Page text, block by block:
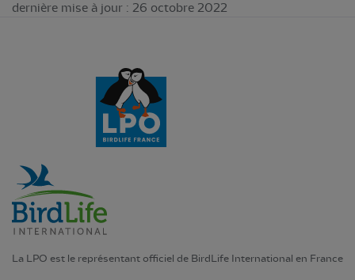
dernière mise à jour : 26 octobre 2022
La LPO est le représentant officiel de BirdLife International en France